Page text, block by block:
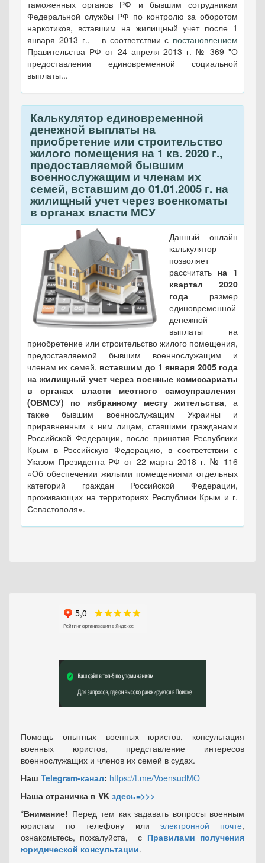
таможенных органов РФ и бывшим сотрудникам
Федеральной службы РФ по контролю за оборотом
наркотиков, вставшим на жилищный учет после 1
января 2013 г., в соответствии с постановлением
Правительства РФ от 24 апреля 2013 г. № 369 "О
предоставлении единовременной социальной
выплаты...
Калькулятор единовременной
денежной выплаты на
приобретение или строительство
жилого помещения на 1 кв. 2020 г.,
предоставляемой бывшим
военнослужащим и членам их
семей, вставшим до 01.01.2005 г. на
жилищный учет через военкоматы
в органах власти МСУ
Данный онлайн
калькулятор
позволяет
рассчитать на 1
квартал 2020
года размер
единовременной
денежной
выплаты на
приобретение или строительство жилого помещения,
предоставляемой бывшим военнослужащим и
членам их семей, вставшим до 1 января 2005 года
на жилищный учет через военные комиссариаты
в органах власти местного самоуправления
(ОВМСУ) по избранному месту жительства, а
также бывшим военнослужащим Украины и
приравненным к ним лицам, ставшими гражданами
Российской Федерации, после принятия Республики
Крым в Российскую Федерацию, в соответствии с
Указом Президента РФ от 22 марта 2018 г. № 116
«Об обеспечении жилыми помещениями отдельных
категорий граждан Российской Федерации,
проживающих на территориях Республики Крым и г.
Севастополя».
Помощь опытных военных юристов, консультация
военных юристов, представление интересов
военнослужащих и членов их семей в судах.
Наш Telegram-канал: https://t.me/VoensudMO
Наша страничка в VK здесь=>>>
*Внимание! Перед тем как задавать вопросы военным
юристам по телефону или электронной почте,
ознакомьтесь, пожалуйста, с Правилами получения
юридической консультации.